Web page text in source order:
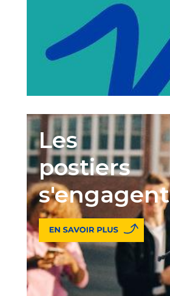
Les
postiers
s'engagent